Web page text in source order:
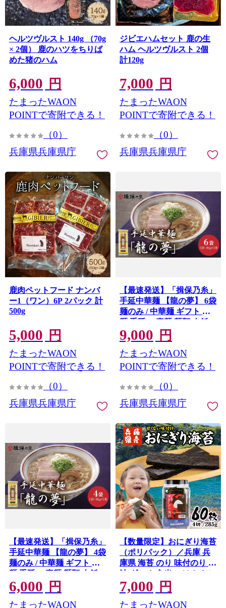
ヘルツヴルスト 140g （70g
× 2個） 鹿のハツをちりば
めた猪のハム
6,000 円
たまったWAON
POINTで寄附できる！
（0）
兵庫県兵庫県庁
ジビエハムセット 鹿の生
ハム ヘルツヴルスト 2個
計120g
7,000 円
たまったWAON
POINTで寄附できる！
（0）
兵庫県兵庫県庁
鹿肉ペットフード ナンバ
ー1（ワン）6P 2パック 計
500g
5,000 円
たまったWAON
POINTで寄附できる！
（0）
兵庫県兵庫県庁
【最速発送】「揖保乃糸」
手延中華麺 【龍の夢】 6袋
麺のみ / 中華麺 ギフト 乾
麺 手延べ 素麺 麺類 夕飯
簡単調理 冷やし レシピ 備
蓄 グルメ アレンジ 洋風 温
かい ぶっかけ
9,000 円
たまったWAON
POINTで寄附できる！
（0）
兵庫県兵庫県庁
【最速発送】「揖保乃糸」
手延中華麺 【龍の夢】 4袋
麺のみ / 中華麺 ギフト 乾
麺 手延べ 素麺 麺類 夕飯
簡単調理 冷やし レシピ 備
蓄 グルメ アレンジ 洋風 温
かい ぶっかけ
6,000 円
たまったWAON
【数量限定】おにぎり海苔
（ポリパック）／兵庫 兵
庫県 海苔 のり 味付のり 出
汁 ダシ お弁当 ごはん おに
ぎり ごはん 玉子焼き 一番
網 お餅 天婦羅 味付け海苔
7,000 円
たまったWAON